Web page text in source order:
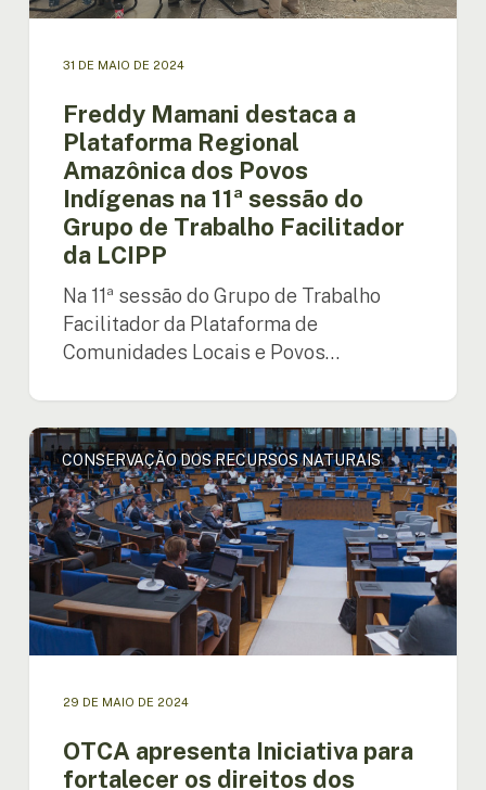
sessão
Grupo
Trabalho
Facilitador
LCIPP
31 DE MAIO DE 2024
Freddy Mamani destaca a
Plataforma Regional
Amazônica dos Povos
Indígenas na 11ª sessão do
Grupo de Trabalho Facilitador
da LCIPP
Na 11ª sessão do Grupo de Trabalho
Facilitador da Plataforma de
Comunidades Locais e Povos…
OTCA
apresenta
Iniciativa
para
fortalecer
os
direitos
dos
povos
indígenas
Plataforma
CONSERVAÇÃO DOS RECURSOS NATURAIS
29 DE MAIO DE 2024
OTCA apresenta Iniciativa para
fortalecer os direitos dos